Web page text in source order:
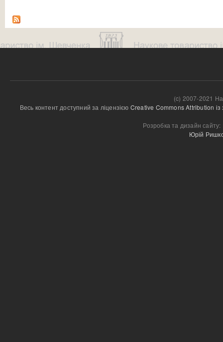
(c) 2007-2021
Весь контент доступний за ліцензією Creative Commons Attribution
Розробка та дизайн сайту:
Юрій